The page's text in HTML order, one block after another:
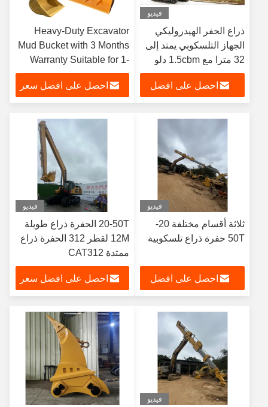
فيديو
ذراع الحفر الهيدروليكي
الجهاز التلسكوبي يمتد إلى
32 مترا مع 1.5cbm دلو
القشرة
احصل على افضل
Heavy-Duty Excavator
Mud Bucket with 3 Months
Warranty Suitable for 1-
50ton Excavators and
Narrow Long Design
احصل على افضل سعر
فيديو
ثلاثة أقسام مختلفة 20-
50T حفرة ذراع تلسكوبية
احصل على افضل
فيديو
20-50T الحفرة ذراع طويلة
12M لقطر 312 الحفرة ذراع
ممتدة CAT312
احصل على افضل سعر
فيديو